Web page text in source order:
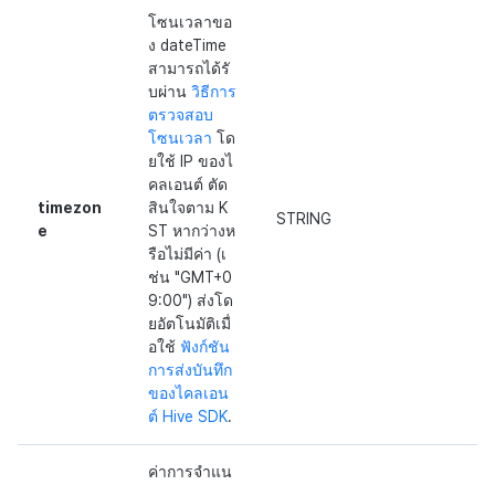
timezon
e
โซนเวลาขอ
ง dateTime
สามารถได้รั
บผ่าน วิธีการ
ตรวจสอบ
โซนเวลา โด
ยใช้ IP ของไ
คลเอนต์ ตัด
สินใจตาม K
ST หากว่างห
รือไม่มีค่า (เ
ช่น "GMT+0
9:00") ส่งโด
ยอัตโนมัติเมื่
อใช้ ฟังก์ชัน
การส่งบันทึก
ของไคลเอน
ต์ Hive SDK.
STRING
ค่าการจำแน